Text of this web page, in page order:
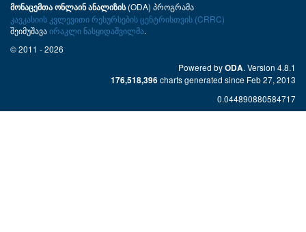
მონაცემთა ონლაინ ანალიზის(ODA) პროგრამა
კავკასიის კვლევითი რესურსების ცენტრისთვის (CRRC)
შეიმუშავაირაკლი ნასყიდაშვილმა.
© 2011 - 2026
Powered byODA. Version 4.8.1
176,518,396charts generated since Feb 27, 2013
0.044890880584717